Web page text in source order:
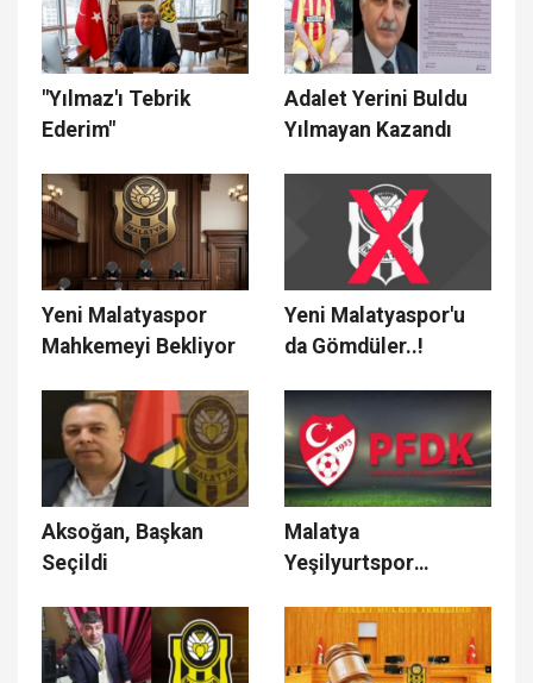
"Yılmaz'ı Tebrik
Ederim"
Adalet Yerini Buldu
Yılmayan Kazandı
Yeni Malatyaspor
Mahkemeyi Bekliyor
Yeni Malatyaspor'u
da Gömdüler..!
Aksoğan, Başkan
Seçildi
Malatya
Yeşilyurtspor